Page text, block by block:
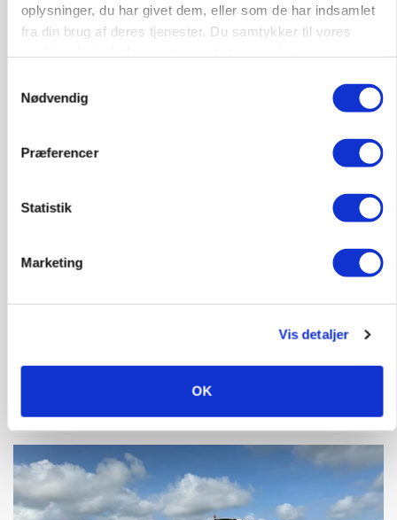
oplysninger, du har givet dem, eller som de har indsamlet
fra din brug af deres tjenester. Du samtykker til vores
Nødvendig
Præferencer
Statistik
Marketing
Vis detaljer
OK
Annonce
kan den ændre din bedrift fra 2027
Snart kan man søge tilskud til naturprojekter